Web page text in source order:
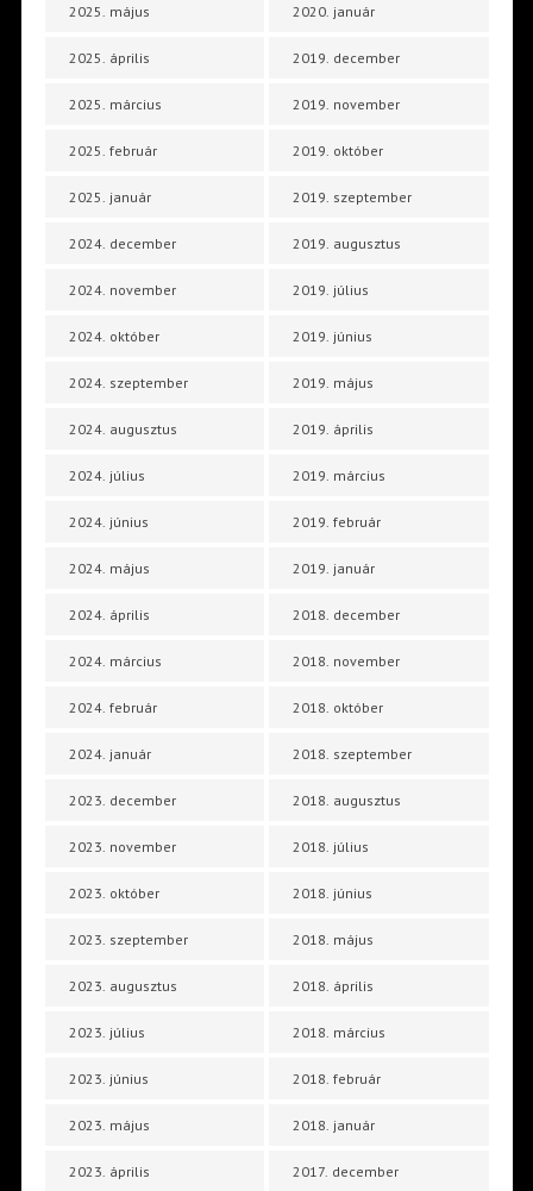
2025. május
2025. április
2025. március
2025. február
2025. január
2024. december
2024. november
2024. október
2024. szeptember
2024. augusztus
2024. július
2024. június
2024. május
2024. április
2024. március
2024. február
2024. január
2023. december
2023. november
2023. október
2023. szeptember
2023. augusztus
2023. július
2023. június
2023. május
2023. április
2020. január
2019. december
2019. november
2019. október
2019. szeptember
2019. augusztus
2019. július
2019. június
2019. május
2019. április
2019. március
2019. február
2019. január
2018. december
2018. november
2018. október
2018. szeptember
2018. augusztus
2018. július
2018. június
2018. május
2018. április
2018. március
2018. február
2018. január
2017. december